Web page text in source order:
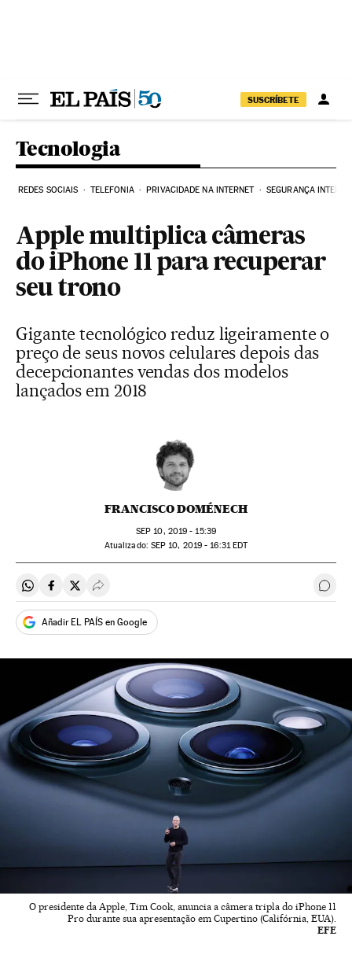
SUSCRÍBETE
Tecnologia
REDES SOCIAIS TELEFONIA PRIVACIDADE NA INTERNET SEGURANÇA
Apple multiplica câmeras
do iPhone 11 para recuperar
seu trono
Gigante tecnológico reduz ligeiramente o
preço de seus novos celulares depois das
decepcionantes vendas dos modelos
lançados em 2018
FRANCISCO DOMÉNECH
SEP 10, 2019 - 15:39
atualizado: SEP 10, 2019 - 16:31EDT
Compartir en Whatsapp
Compartir en Facebook
Compartir en Twitter
Desplegar Redes Sociales
Añadir EL PAÍS en Google
O presidente da Apple, Tim Cook, anuncia a câmera tripla do iPhone 11
Pro durante sua apresentação em Cupertino (Califórnia, EUA).
EFE